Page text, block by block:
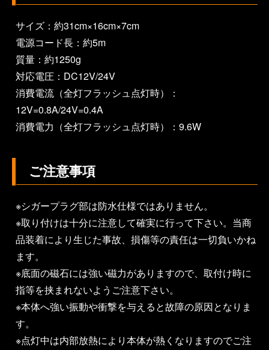
サイズ：約31cm×16cm×7cm
電源コード長：約5m
質量：約1250g
対応電圧：DC12V/24V
消費電流（全灯フラッシュ点灯時）：
12V=0.8A/24V=0.4A
消費電力（全灯フラッシュ点灯時）：9.6W
ご注意事項
※シガープラグ部は防水仕様ではありません。
※取り付けは十分に注意して確実に行って下さい。当商
品装着により生じた事故、損傷等の責任は一切負いかね
ます。
※底面の磁石には強い磁力がありますので、取付け時に
指等を挟まれないようご注意下さい。
※本体へ強い振動や衝撃を与えると故障の原因となりま
す。
※点灯中は内部放熱により本体が熱くなりますのでご注